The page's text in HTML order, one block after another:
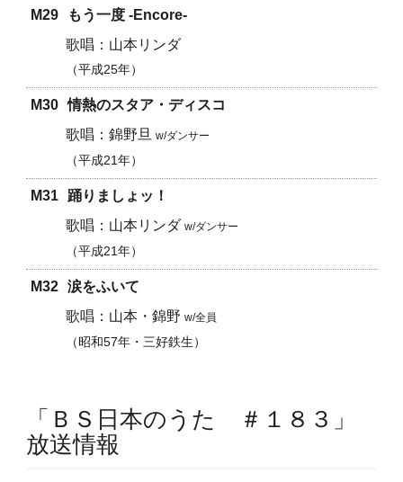
M29
もう一度 -Encore-
山本リンダ
平成25年
M30 情熱のスタア・ディスコ
錦野旦w/ダンサー
平成21年
M31
踊りましょッ！
山本リンダw/ダンサー
平成21年
M32 涙をふいて
山本・錦野w/全員
昭和57年・三好鉄生
「ＢＳ日本のうた ＃１８３」
放送情報